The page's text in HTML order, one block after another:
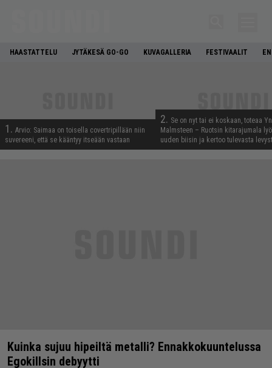
HAASTATTELU JYTÄKESÄ GO-GO KUVAGALLERIA FESTIVAALIT
1. Arvio: Saimaa on toisella covertripillään niin
suvereeni, että se kääntyy itseään vastaan
2. Se on nyt tai ei koskaan, toteaa
Malmsteen – Ruotsin kitarajumala
uuden biisin ja kertoo tulevasta
Kuinka sujuu hipeiltä metalli? Ennakkokuuntelussa
Egokillsin debyytti